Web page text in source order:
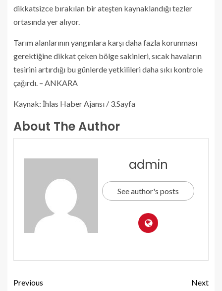
dikkatsizce bırakılan bir ateşten kaynaklandığı tezler
ortasında yer alıyor.
Tarım alanlarının yangınlara karşı daha fazla korunması
gerektiğine dikkat çeken bölge sakinleri, sıcak havaların
tesirini artırdığı bu günlerde yetkilileri daha sıkı kontrole
çağırdı. – ANKARA
Kaynak: İhlas Haber Ajansı / 3.Sayfa
About The Author
admin
See author's posts
Previous
Next